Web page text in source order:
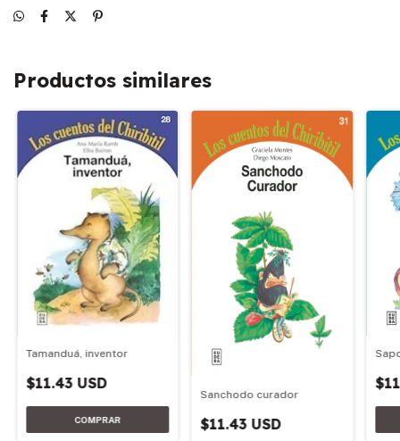
Productos similares
Tamanduá, inventor
$11.43 USD
Sanchodo curador
$11.43 USD